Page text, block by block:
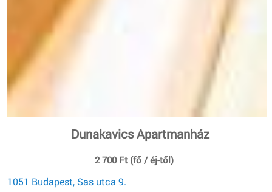
Dunakavics Apartmanház
2 700 Ft (fő / éj-től)
1051 Budapest, Sas utca 9.